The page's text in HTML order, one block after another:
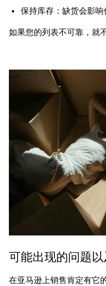
保持库存：缺货会影响
如果您的列表不可靠，就
可能出现的问题
在亚马逊上销售肯定有它